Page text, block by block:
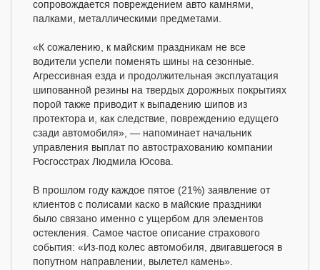
сопровождается повреждением авто камнями,
палками, металлическими предметами.
«К сожалению, к майским праздникам не все
водители успели поменять шины на сезонные.
Агрессивная езда и продолжительная эксплуатация
шипованной резины на твердых дорожных покрытиях
порой также приводит к выпадению шипов из
протектора и, как следствие, повреждению едущего
сзади автомобиля», — напоминает начальник
управления выплат по автострахованию компании
Росгосстрах Людмила Юсова.
В прошлом году каждое пятое (21%) заявление от
клиентов с полисами каско в майские праздники
было связано именно с ущербом для элементов
остекления. Самое частое описание страхового
события: «Из-под колес автомобиля, двигавшегося в
попутном направлении, вылетел камень».